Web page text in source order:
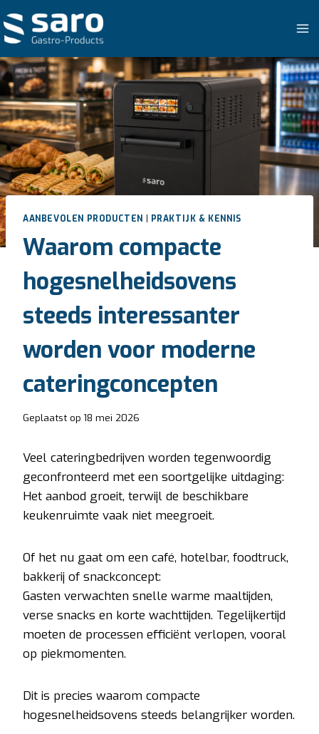
naar
inhoud
AANBEVOLEN PRODUCTEN | PRAKTIJK & KENNIS
Waarom compacte
hogesnelheidsovens
steeds interessanter
worden voor moderne
cateringconcepten
Geplaatst op 18 mei 2026
Veel cateringbedrijven worden tegenwoordig
geconfronteerd met een soortgelijke uitdaging:
Het aanbod groeit, terwijl de beschikbare
keukenruimte vaak niet meegroeit.
Of het nu gaat om een café, hotelbar, foodtruck,
bakkerij of snackconcept:
Gasten verwachten snelle warme maaltijden,
verse snacks en korte wachttijden. Tegelijkertijd
moeten de processen efficiënt verlopen, vooral
op piekmomenten.
Dit is precies waarom compacte
hogesnelheidsovens steeds belangrijker worden.